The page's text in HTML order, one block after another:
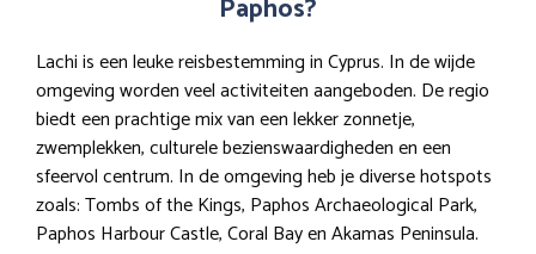
Paphos?
Lachi is een leuke reisbestemming in Cyprus. In de wijde
omgeving worden veel activiteiten aangeboden. De regio
biedt een prachtige mix van een lekker zonnetje,
zwemplekken, culturele bezienswaardigheden en een
sfeervol centrum. In de omgeving heb je diverse hotspots
zoals: Tombs of the Kings, Paphos Archaeological Park,
Paphos Harbour Castle, Coral Bay en Akamas Peninsula.